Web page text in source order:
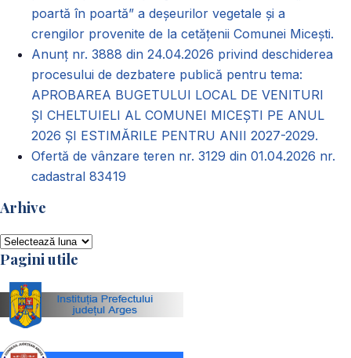
poartă în poartă” a deșeurilor vegetale și a
crengilor provenite de la cetățenii Comunei Micești.
Anunț nr. 3888 din 24.04.2026 privind deschiderea
procesului de dezbatere publică pentru tema:
APROBAREA BUGETULUI LOCAL DE VENITURI
ȘI CHELTUIELI AL COMUNEI MICEȘTI PE ANUL
2026 ȘI ESTIMĂRILE PENTRU ANII 2027-2029.
Ofertă de vânzare teren nr. 3129 din 01.04.2026 nr.
cadastral 83419
Arhive
Arhive
Pagini utile